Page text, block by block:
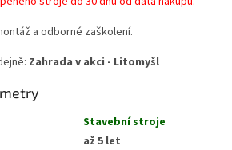
a odborné zaškolení.
Zahrada v akci - Litomyšl
Stavební stroje
až 5 let